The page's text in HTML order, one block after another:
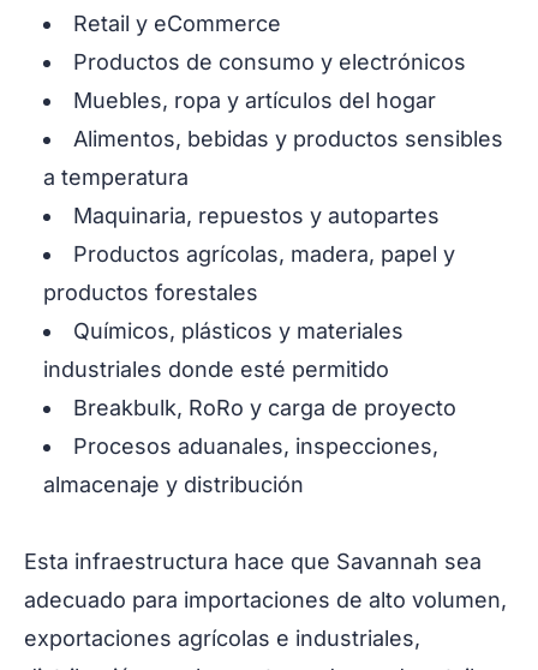
Retail y eCommerce
Productos de consumo y electrónicos
Muebles, ropa y artículos del hogar
Alimentos, bebidas y productos sensibles
a temperatura
Maquinaria, repuestos y autopartes
Productos agrícolas, madera, papel y
productos forestales
Químicos, plásticos y materiales
industriales donde esté permitido
Breakbulk, RoRo y carga de proyecto
Procesos aduanales, inspecciones,
almacenaje y distribución
Esta infraestructura hace que Savannah sea
adecuado para importaciones de alto volumen,
exportaciones agrícolas e industriales,